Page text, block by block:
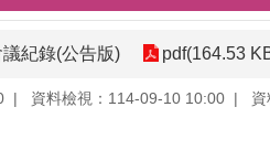
紀錄(公告版) pdf(164.53
資料檢視：114-09-10 10:00